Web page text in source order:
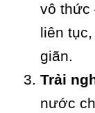
vô thức
liên
giãn.
Trải
nước